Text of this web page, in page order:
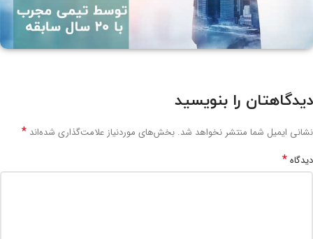
دیدگاهتان را بنویسید
نشانی ایمیل شما منتشر نخواهد شد. بخش‌های موردنیاز علامت‌گذاری شده‌اند *
دیدگاه*